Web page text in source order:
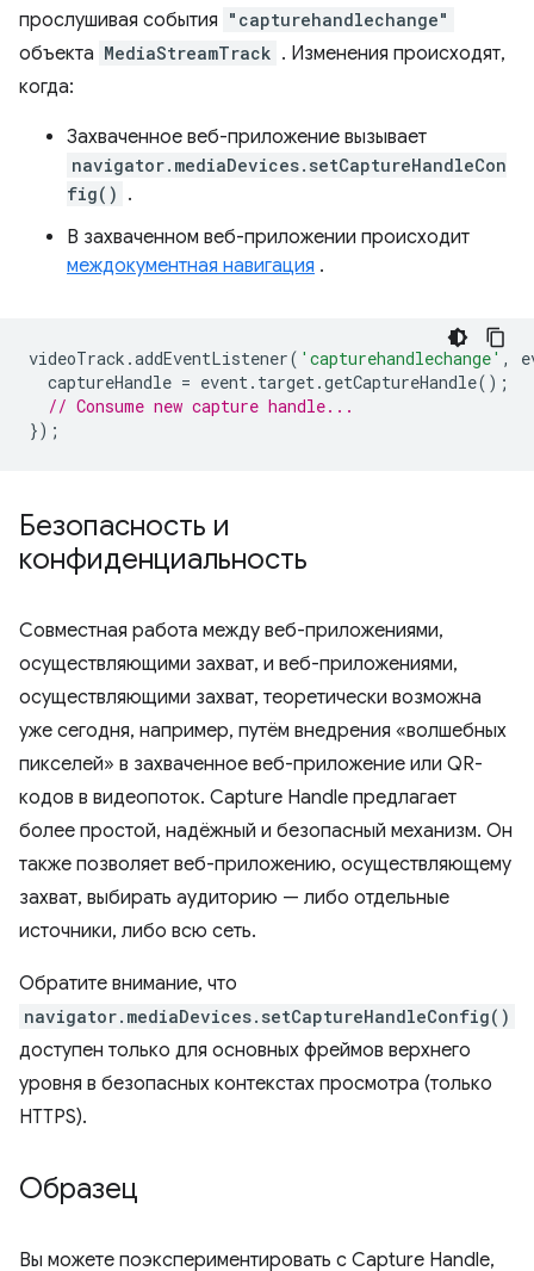
прослушивая события "capturehandlechange"
объекта MediaStreamTrack . Изменения происходят,
когда:
Захваченное веб-приложение вызывает
navigator.mediaDevices.setCaptureHandleCon
fig() .
В захваченном веб-приложении происходит
междокументная навигация .
videoTrack .addEventListener( 'capturehandlechange' ,
captureHandle = event . target .getCaptureHandle();
// Consume new capture handle...
});
Безопасность и
конфиденциальность
Совместная работа между веб-приложениями,
осуществляющими захват, и веб-приложениями,
осуществляющими захват, теоретически возможна
уже сегодня, например, путём внедрения «волшебных
пикселей» в захваченное веб-приложение или QR-
кодов в видеопоток. Capture Handle предлагает
более простой, надёжный и безопасный механизм. Он
также позволяет веб-приложению, осуществляющему
захват, выбирать аудиторию — либо отдельные
источники, либо всю сеть.
Обратите внимание, что
navigator.mediaDevices.setCaptureHandleConfig()
доступен только для основных фреймов верхнего
уровня в безопасных контекстах просмотра (только
HTTPS).
Образец
Вы можете поэкспериментировать с Capture Handle,